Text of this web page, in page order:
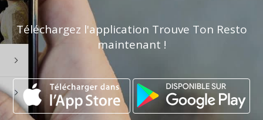
Téléchargez l'application Trouve Ton Resto
maintenant !